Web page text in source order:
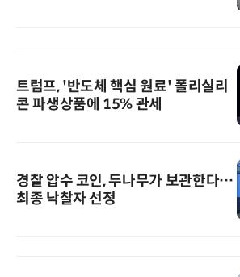
트럼프, '반도체 핵심 원료' 폴리실리
콘 파생상품에 15% 관세
경찰 압수 코인, 두나무가 보관한다…
최종 낙찰자 선정